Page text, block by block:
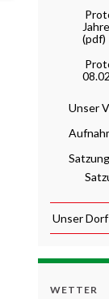
(pdf)
Unser
Satzung
Unser Dorf
WETTER